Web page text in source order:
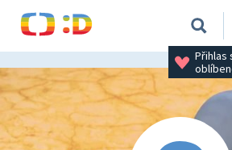
Přihlas